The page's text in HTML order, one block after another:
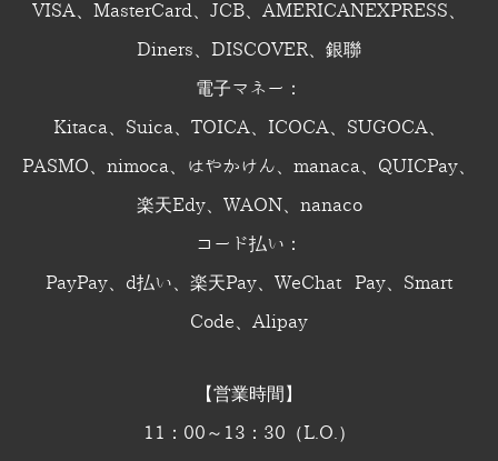
VISA、MasterCard、JCB、AMERICANEXPRESS、
Diners、DISCOVER、銀聯
電子マネー：
Kitaca、Suica、TOICA、ICOCA、SUGOCA、
PASMO、nimoca、はやかけん、manaca、QUICPay、
楽天Edy、WAON、nanaco
コード払い：
PayPay、d払い、楽天Pay、WeChat Pay、Smart
Code、Alipay
【営業時間】
11：00～13：30（L.O.）